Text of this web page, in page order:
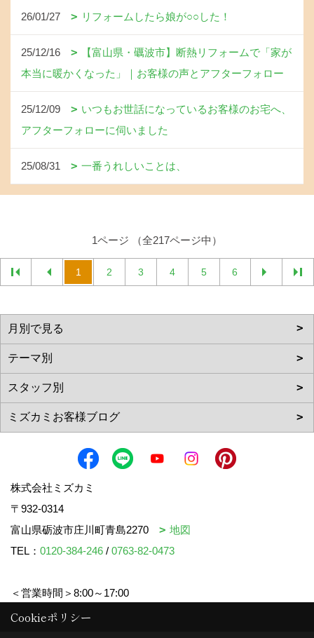
26/01/27 リフォームしたら娘が○○した！
25/12/16
【富山県・礪波市】断熱リフォームで「家が
本当に暖かくなった」｜お客様の声とアフターフォロー
25/12/09
いつもお世話になっているお客様のお宅へ、
アフターフォローに伺いました
25/08/31 一番うれしいことは、
1ページ （全217ページ中）
1 2 3 4 5 6
株式会社ミズカミ
〒932-0314
富山県砺波市庄川町青島2270
地図
TEL： 0120-384-246 / 0763-82-0473
＜営業時間＞8:00～17:00
＜定休日＞水曜日・祝日
Cookieポリシー